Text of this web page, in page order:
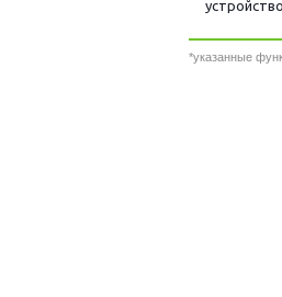
*указанные